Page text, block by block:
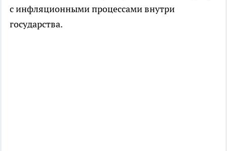
с инфляционными процессами внутри
государства.